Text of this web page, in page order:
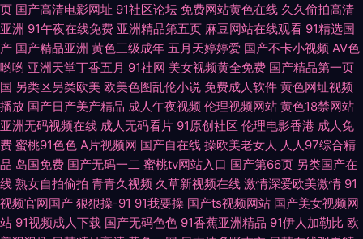
网业网址 色亚洲视频 91国内香蕉 超碰碰碰96 精品aa福利 日韩AV免费网站
尤物在线导航 ts伪娘视频网站 国产在线理论片a 欧美亚洲色的图 伊人草草
超碰人妻中文字幕 精品中文在线 日本A∨ 尤物喷水 人人爱超碰 成人精品18
页 国产高清电影网址 91社区论坛 免费网站黄色在线 久久偷拍高清
亚洲 91午夜在线免费 亚洲精品第五页 麻豆网站在线观看 91精选国
产 国产精品亚洲 黄色三级成年 五月天婷婷爱 国产不卡小视频 AV色
哟哟 亚洲天堂丁香五月 91社网 美女视频黄全免费 国产精品第一页
国 另类区另类欧美 欧美色图乱伦小说 免费成人软件 黄色网址视频
播放 国产日产美产精品 成人午夜视频 伦理视频网站 黄色18禁网站
亚洲无码视频在线 成人无码看片 91原创社区 伦理电影香港 成人免
费 蜜桃91色色 A片视频网 国产自在线 操欧美老女人 人人97综合精
品 岛国免费 国产无码一二 蜜桃tv网站入口 国产第66页 另类国产在
线 熟女自拍偷拍 青青久视频 久草新视频在线 激情深爱欧美激情 91
视频官网国产 狠狠操-91 91我要操 国产ts视频网站 国产美女视频网
站 91视频成人下载 国产无码色色 91香蕉亚洲精品 91伊人加勒比 欧